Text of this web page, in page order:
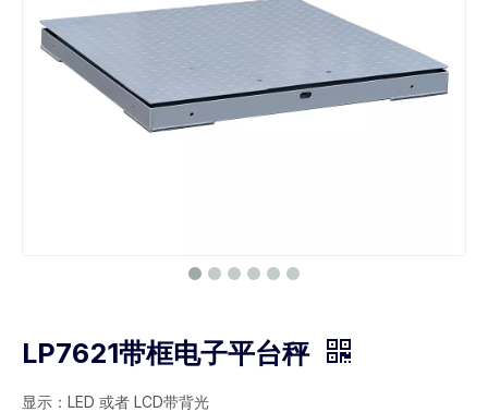
LP7621带框电子平台秤
显示：LED 或者 LCD带背光